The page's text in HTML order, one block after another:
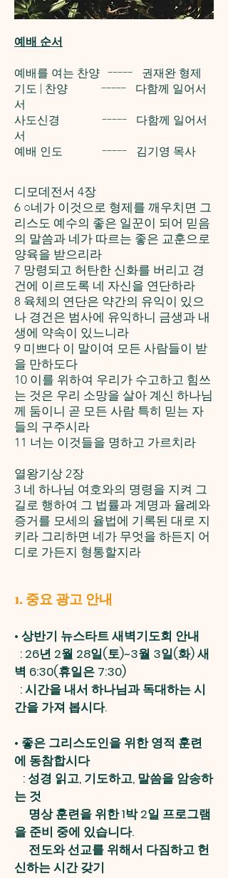
예배 순서
예배를 여는 찬양 ----- 권재완 형제
기도 | 찬양 ----- 다함께 일어서
서
사도신경 ----- 다함께 일어서
서
예배 인도 ----- 김기영 목사
디모데전서 4장
6 ○네가 이것으로 형제를 깨우치면 그
리스도 예수의 좋은 일꾼이 되어 믿음
의 말씀과 네가 따르는 좋은 교훈으로
양육을 받으리라
7 망령되고 허탄한 신화를 버리고 경
건에 이르도록 네 자신을 연단하라
8 육체의 연단은 약간의 유익이 있으
나 경건은 범사에 유익하니 금생과 내
생에 약속이 있느니라
9 미쁘다 이 말이여 모든 사람들이 받
을 만하도다
10 이를 위하여 우리가 수고하고 힘쓰
는 것은 우리 소망을 살아 계신 하나님
께 둠이니 곧 모든 사람 특히 믿는 자
들의 구주시라
11 너는 이것들을 명하고 가르치라
열왕기상 2장
3 네 하나님 여호와의 명령을 지켜 그
길로 행하여 그 법률과 계명과 율례와
증거를 모세의 율법에 기록된 대로 지
키라 그리하면 네가 무엇을 하든지 어
디로 가든지 형통할지라
1. 중요 광고 안내
• 상반기 뉴스타트 새벽기도회 안내
: 26년 2월 28일(토)~3월 3일(화) 새
벽 6:30(휴일은 7:30)
: 시간을 내서 하나님과 독대하는 시
간을 가져 봅시다.
• 좋은 그리스도인을 위한 영적 훈련
에 동참합시다
: 성경 읽고, 기도하고, 말씀을 암송하
는 것
명상 훈련을 위한 1박 2일 프로그램
을 준비 중에 있습니다.
전도와 선교를 위해서 다짐하고 헌
신하는 시간 갖기